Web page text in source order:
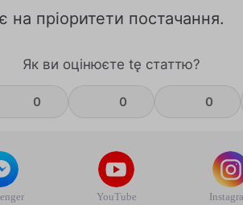
пріоритети постачання.
Як ви оцінюєте tę статтю?
0 0 0
YouTube